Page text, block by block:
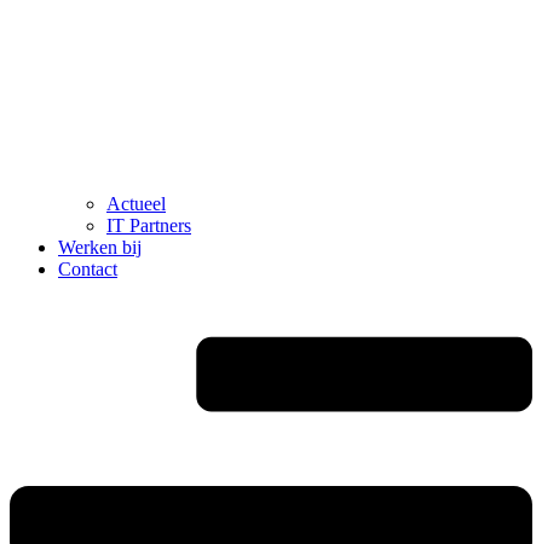
Actueel
IT Partners
Werken bij
Contact